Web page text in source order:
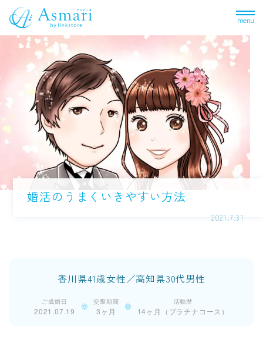
menu
2021.7.31
婚活のうまくいきやすい方法
香川県41歳女性／高知県30代男性
ご成婚日
2021.07.19
交際期間
3ヶ月
活動歴
14ヶ月（プラチナコース）